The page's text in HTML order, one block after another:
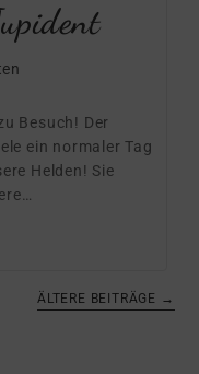
Besuch! Der
ein normaler Tag
Helden! Sie
ÄLTERE BEITRÄGE →